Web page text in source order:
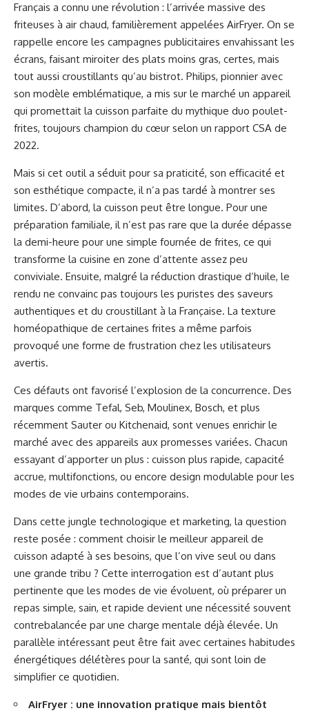
Français a connu une révolution : l’arrivée massive des
friteuses à air chaud, familièrement appelées AirFryer. On se
rappelle encore les campagnes publicitaires envahissant les
écrans, faisant miroiter des plats moins gras, certes, mais
tout aussi croustillants qu’au bistrot. Philips, pionnier avec
son modèle emblématique, a mis sur le marché un appareil
qui promettait la cuisson parfaite du mythique duo poulet-
frites, toujours champion du cœur selon un rapport CSA de
2022.
Mais si cet outil a séduit pour sa praticité, son efficacité et
son esthétique compacte, il n’a pas tardé à montrer ses
limites. D’abord, la cuisson peut être longue. Pour une
préparation familiale, il n’est pas rare que la durée dépasse
la demi-heure pour une simple fournée de frites, ce qui
transforme la cuisine en zone d’attente assez peu
conviviale. Ensuite, malgré la réduction drastique d’huile, le
rendu ne convainc pas toujours les puristes des saveurs
authentiques et du croustillant à la Française. La texture
homéopathique de certaines frites a même parfois
provoqué une forme de frustration chez les utilisateurs
avertis.
Ces défauts ont favorisé l’explosion de la concurrence. Des
marques comme Tefal, Seb, Moulinex, Bosch, et plus
récemment Sauter ou Kitchenaid, sont venues enrichir le
marché avec des appareils aux promesses variées. Chacun
essayant d’apporter un plus : cuisson plus rapide, capacité
accrue, multifonctions, ou encore design modulable pour les
modes de vie urbains contemporains.
Dans cette jungle technologique et marketing, la question
reste posée : comment choisir le meilleur appareil de
cuisson adapté à ses besoins, que l’on vive seul ou dans
une grande tribu ? Cette interrogation est d’autant plus
pertinente que les modes de vie évoluent, où préparer un
repas simple, sain, et rapide devient une nécessité souvent
contrebalancée par une charge mentale déjà élevée. Un
parallèle intéressant peut être fait avec certaines habitudes
énergétiques délétères pour la santé, qui sont loin de
simplifier ce quotidien.
AirFryer : une innovation pratique mais bientôt